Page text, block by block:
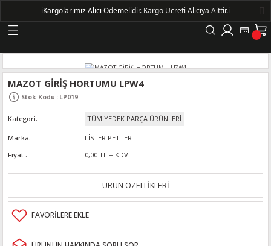
Geri Dön
MAZOT GİRİŞ HORTUMU LPW4
Stok Kodu : LP019
Kategori TÜM YEDEK PARÇA ÜRÜNLERİ
Marka
LİSTER PETTER
Fiyat
0,00 TL + KDV
ÜRÜN ÖZELLİKLERİ
ℹ️Kargolarımız Alıcı Ödemelidir. Kargo Ücreti Alıcıya Aittir.ℹ️